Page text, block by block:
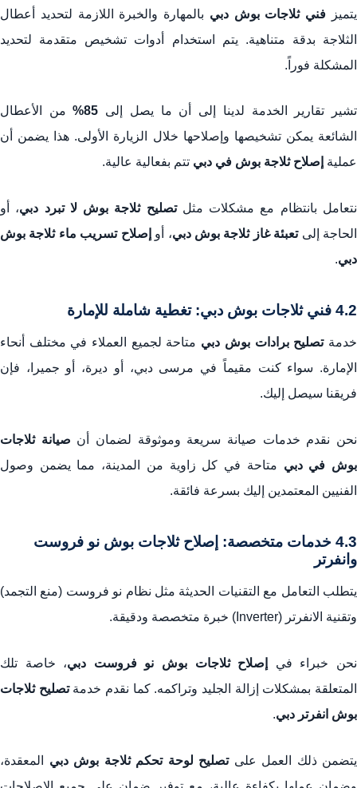
يتميز فني ثلاجات بوش دبي بالمهارة والخبرة اللازمة لتحديد أعطال
الثلاجة بدقة متناهية. يتم استخدام أدوات تشخيص متقدمة لتحديد
المشكلة فوراً.
تشير تقارير الخدمة لدينا إلى أن ما يصل إلى 85%
من الأعطال
الشائعة يمكن تشخيصها وإصلاحها خلال الزيارة الأولى. هذا يضمن أن
عملية إصلاح ثلاجة بوش في دبي تتم بفعالية عالية.
نتعامل بانتظام مع مشكلات مثلتصليح ثلاجة بوش لا تبرد دبي، أو
الحاجة إلىتعبئة غاز ثلاجة بوش دبي، أو إصلاح تسريب ماء ثلاجة بوش
دبي.
4.2 فني ثلاجات بوش دبي: تغطية شاملة للإمارة
خدمةتصليح برادات بوش دبي متاحة لجميع العملاء في مختلف أنحاء
الإمارة. سواء كنت مقيماً في مرسى دبي، أو ديرة، أو جميرا، فإن
فريقنا سيصل إليك.
نحن نقدم خدمات صيانة سريعة وموثوقة لضمان أن صيانة ثلاجات
بوش في دبي متاحة في كل زاوية من المدينة، مما يضمن وصول
الفنيين المعتمدين إليك بسرعة فائقة.
4.3 خدمات متخصصة: إصلاح ثلاجات بوش نو فروست
وانفرتر
يتطلب التعامل مع التقنيات الحديثة مثل نظام نو فروست (منع التجمد)
وتقنية الانفرتر (Inverter) خبرة متخصصة ودقيقة.
نحن خبراء في إصلاح ثلاجات بوش نو فروست دبي، خاصة تلك
المتعلقة بمشكلات إزالة الجليد وتراكمه. كما نقدم خدمةتصليح ثلاجات
بوش انفرتر دبي.
يتضمن ذلك العمل علىتصليح لوحة تحكم ثلاجة بوش دبي المعقدة،